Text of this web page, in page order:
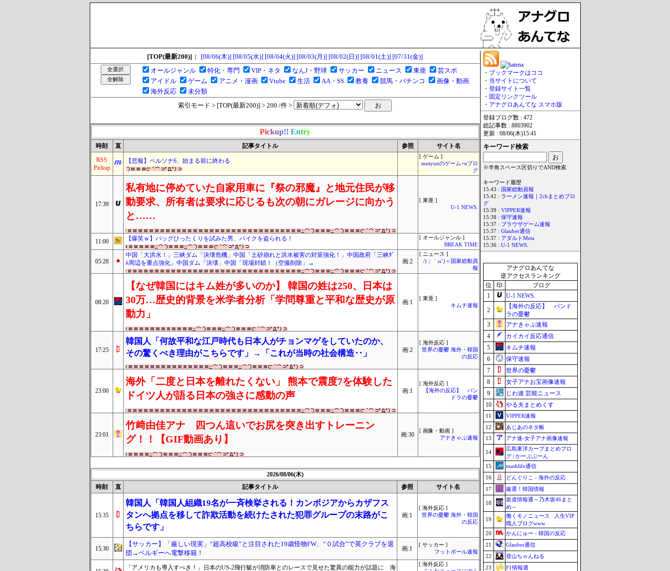
[TOP(最新200)] | [08/06(木)] [08/05(水)] [08/04(火)] [08/03(月)] [08/02(日)] [08/01(土)] [07/31(金)]
オールジャンル
特化・専門 VIP・ネタ なんJ・野球 サッカー ニュース 東亜
芸スポ
アイドル
ゲーム アニメ・漫画 Vtube 生活 AA・SS 教養 競馬・パチンコ
画像・動画
海外反応
未分類
索引モード > [TOP(最新200)] > 200 /件 >
Pickup!! Entry
時刻 直 記事タイトル 参照
サイト名
RSS
Pickup
【悲報】ペルソナ6、始まる前に終わる
[ ゲーム ]
mutyunのゲーム+αブロ
グ
17:39
私有地に停めていた自家用車に『祭の邪魔』と地元住民が移
動要求、所有者は要求に応じるも次の朝にガレージに向かう
と……
[ 東亜 ]
U-1 NEWS.
11:00 【爆笑ｗ】バッグひったくりを試みた男、バイクを盗られる！
[ オールジャンル ]
BREAK TIME
05:28
中国「大洪水！」三峡ダム「決壊危機」中国「土砂崩れと洪水被害の対策強化！」中国政府「三峡ﾀﾞ
ﾑ周辺を重点強化」中国ダム「決壊」中国「現場封鎖！（空撮削除」→
画:2
[ ニュース ]
/)；｀ω´)＜国家総動員
報
08:20
【なぜ韓国にはキム姓が多いのか】 韓国の姓は250、日本は
30万…歴史的背景を米学者分析「学問尊重と平和な歴史が原
動力」
画:1
[ 東亜 ]
キムチ速報
17:25
韓国人「何故平和な江戸時代も日本人がチョンマゲをしていたのか、
その驚くべき理由がこちらです」→「これが当時の社会構造‥」
画:2
[ 海外反応 ]
世界の憂鬱 海外・韓国
の反応
23:00
海外「二度と日本を離れたくない」 熊本で震度7を体験した
ドイツ人が語る日本の強さに感動の声
画:1
[ 海外反応 ]
【海外の反応】 パン
ドラの憂鬱
23:01
竹﨑由佳アナ 四つん這いでお尻を突き出すトレーニン
グ！！【GIF動画あり】
画:30
[ 画像・動画 ]
アナきゃぷ速報
2026/08/06(木)
時刻
直 記事タイトル 参照 サイト名
15:35
韓国人「韓国人組織19名が一斉検挙される！カンボジアからカザフス
タンへ拠点を移して詐欺活動を続けたされた犯罪グループの末路がこ
ちらです」
画:1
[ 海外反応 ]
世界の憂鬱 海外・韓国
の反応
15:30
【サッカー】「厳しい現実」“超高校級”と注目された19歳怪物FW、“０試合”で英クラブを退
団→ベルギーへ電撃移籍！
画:1
[ サッカー ]
フットボール速報
「アメリカも導入すべき！」日本のUS-2飛行艇が消防車とのレースで見せた驚異の能力が話題に 海
[ 海外反応 ]
・ ブックマークはココ
・ 当サイトについて
・ 登録サイト一覧
・ 固定リンクツール
・ アナグロあんてな スマホ版
登録ブログ数 : 472
総記事数 : 8803902
更新 : 08/06(木)15:41
キーワード検索
※半角スペース区切りでAND検索
キーワード履歴
15:43 : 国家総動員報
15:42 : ラーメン速報｜2chまとめブロ
グ
15:39 : VIPPER速報
15:38 : 保守速報
15:37 : ブラウザゲーム速報
15:37 : Glauber通信
15:37 : アダルトMeta
15:36 : U-1 NEWS.
アナグロあんてな
逆アクセスランキング
位
印
ブログ
1
U-1 NEWS.
2
【海外の反応】 パンド
ラの憂鬱
3
アナきゃぷ速報
4
カイカイ反応通信
5
キムチ速報
6
保守速報
7
世界の憂鬱
8
女子アナお宝画像速報
9
じわ速 芸能ニュース
10
やる夫まとめくす
11
VIPPER速報
12
あじあのネタ帳
13
アナ速‐女子アナ画像速報
14
広島東洋カープまとめブロ
グ | かーぷぶーん
15
mashlife通信
16
どんぐりこ - 海外の反応
17
厳選！韓国情報
18
坂道情報通～乃木坂46まと
め～
19
働くモノニュース : 人生VIP
職人ブログwww
20
かんにゅー - 韓国の反応
21
Glauber通信
22
登山ちゃんねる
23
F1情報通